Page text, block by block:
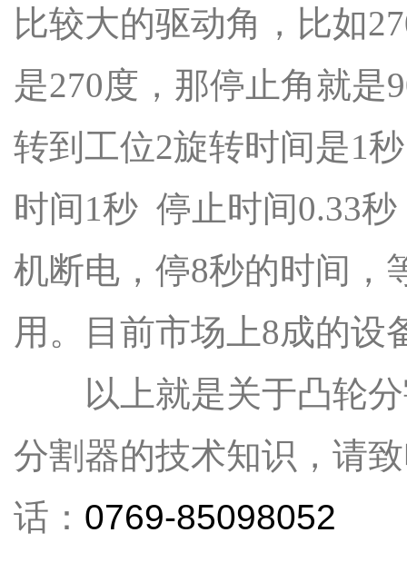
比较大的驱动角，比如
是270度，那停止角就是
转到工位2旋转时间是1
时间1秒 停止时间0.33
机断电，停8秒的时间，
用。目前市场上8成的设
以上就是关于凸轮分
分割器的技术知识，请
话： 0769-85098052